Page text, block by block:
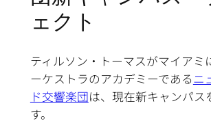
ェクト
ティルソン・トーマスがマイアミ
ーケストラのアカデミーであるニ
ド交響楽団は、現在新キャンパス
す。